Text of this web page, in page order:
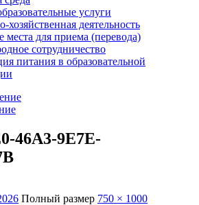
услуги
хозяйственная деятельность
места для приема (перевода)
сотрудничество
питания в образовательной
46A3-9E7E-
Полный размер 750 × 1000